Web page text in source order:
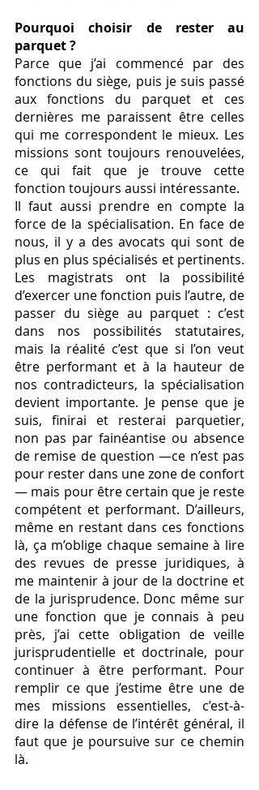
Pourquoi choisir de rester au
parquet ?
Parce que j’ai commencé par des
fonctions du siège, puis je suis passé
aux fonctions du parquet et ces
dernières me paraissent être celles
qui me correspondent le mieux. Les
missions sont toujours renouvelées,
ce qui fait que je trouve cette
fonction toujours aussi intéressante.
Il faut aussi prendre en compte la
force de la spécialisation. En face de
nous, il y a des avocats qui sont de
plus en plus spécialisés et pertinents.
Les magistrats ont la possibilité
d’exercer une fonction puis l’autre, de
passer du siège au parquet : c’est
dans nos possibilités statutaires,
mais la réalité c’est que si l’on veut
être performant et à la hauteur de
nos contradicteurs, la spécialisation
devient importante. Je pense que je
suis, finirai et resterai parquetier,
non pas par fainéantise ou absence
de remise de question —ce n’est pas
pour rester dans une zone de confort
— mais pour être certain que je reste
compétent et performant. D’ailleurs,
même en restant dans ces fonctions
là, ça m’oblige chaque semaine à lire
des revues de presse juridiques, à
me maintenir à jour de la doctrine et
de la jurisprudence. Donc même sur
une fonction que je connais à peu
près, j’ai cette obligation de veille
jurisprudentielle et doctrinale, pour
continuer à être performant. Pour
remplir ce que j’estime être une de
mes missions essentielles, c’est-à-
dire la défense de l’intérêt général, il
faut que je poursuive sur ce chemin
là.